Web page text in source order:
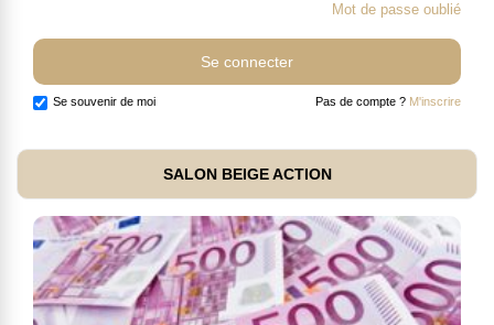
Mot de passe oublié
Se souvenir de moi Pas de compte ? M'inscrire
SALON BEIGE ACTION